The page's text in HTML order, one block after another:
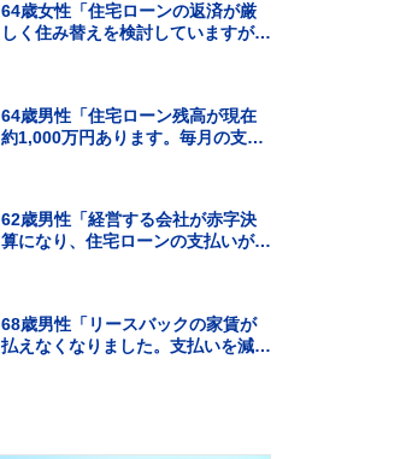
64歳女性「住宅ローンの返済が厳
しく住み替えを検討していますが、
64歳男性「住宅ローン残高が現在
約1,000万円あります。毎月の支払
62歳男性「経営する会社が赤字決
算になり、住宅ローンの支払いが難
68歳男性「リースバックの家賃が
払えなくなりました。支払いを減ら